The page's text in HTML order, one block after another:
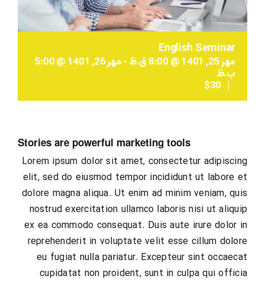
English Seminar
مهر 25, 1401 @ 8:00 ق.ظ - مهر 26, 1401 @ 5:00
ب.ظ
|
$30
Stories are powerful marketing tools
Lorem ipsum dolor sit amet, consectetur adipiscing
elit, sed do eiusmod tempor incididunt ut labore et
dolore magna aliqua. Ut enim ad minim veniam, quis
nostrud exercitation ullamco laboris nisi ut aliquip
ex ea commodo consequat. Duis aute irure dolor in
reprehenderit in voluptate velit esse cillum dolore
eu fugiat nulla pariatur. Excepteur sint occaecat
cupidatat non proident, sunt in culpa qui officia